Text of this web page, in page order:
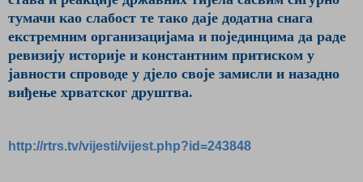
тумачи као слабост те тако даје додатна снага
екстремним организацијама и појединцима да раде
ревизију историје и константним притиском у
јавности спроводе у дјело своје замисли и назадно
виђење хрватског друштва.
http://rtrs.tv/vijesti/vijest.php?id=243848